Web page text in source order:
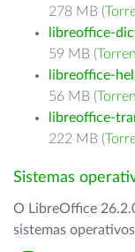
278 MB (
libreoffice-
59 MB (
libreoffice-
56 MB (
libreoffice-
222 MB (
Sistemas
O LibreOffice
sistemas